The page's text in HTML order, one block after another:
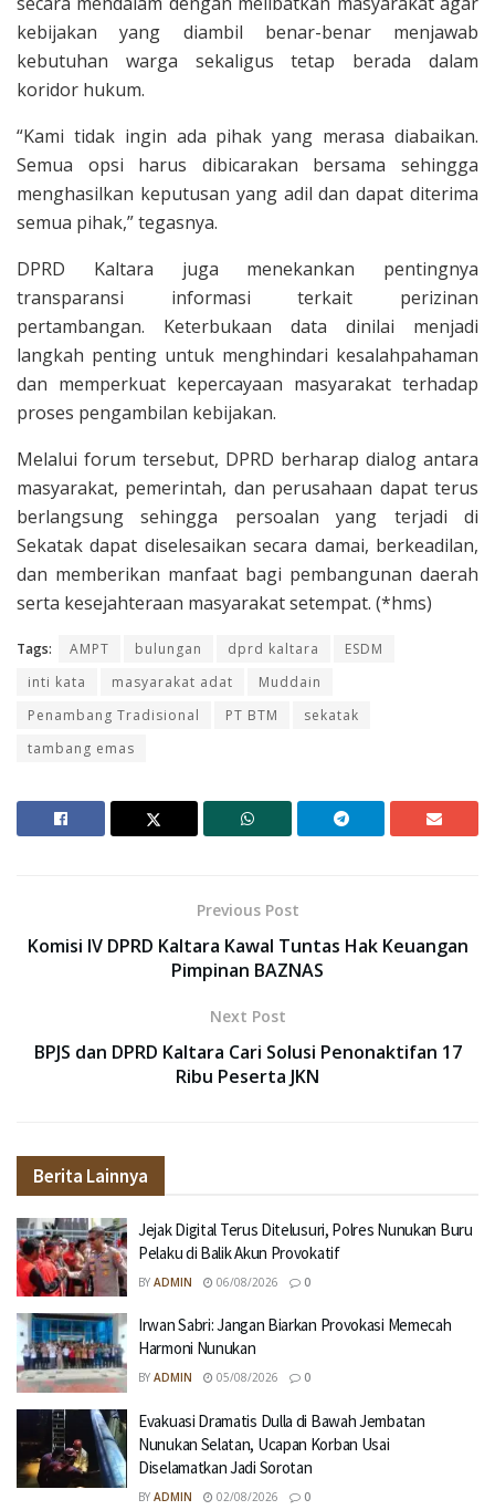
kebijakan yang diambil benar-benar menjawab
kebutuhan warga sekaligus tetap berada dalam
koridor hukum.
“Kami tidak ingin ada pihak yang merasa diabaikan.
Semua opsi harus dibicarakan bersama sehingga
menghasilkan keputusan yang adil dan dapat diterima
semua pihak,” tegasnya.
DPRD Kaltara juga menekankan pentingnya
transparansi informasi terkait perizinan
pertambangan. Keterbukaan data dinilai menjadi
langkah penting untuk menghindari kesalahpahaman
dan memperkuat kepercayaan masyarakat terhadap
proses pengambilan kebijakan.
Melalui forum tersebut, DPRD berharap dialog antara
masyarakat, pemerintah, dan perusahaan dapat terus
berlangsung sehingga persoalan yang terjadi di
Sekatak dapat diselesaikan secara damai, berkeadilan,
dan memberikan manfaat bagi pembangunan daerah
serta kesejahteraan masyarakat setempat. (*hms)
Tags: AMPT bulungan dprd kaltara
ESDM
inti kata
masyarakat adat
Muddain
Penambang Tradisional
PT BTM
sekatak
tambang emas
Previous Post
Komisi IV DPRD Kaltara Kawal Tuntas Hak Keuangan
Pimpinan BAZNAS
Next Post
BPJS dan DPRD Kaltara Cari Solusi Penonaktifan 17
Ribu Peserta JKN
Berita Lainnya
Jejak Digital Terus Ditelusuri, Polres Nunukan Buru
Pelaku di Balik Akun Provokatif
BY ADMIN 06/08/2026 0
Irwan Sabri: Jangan Biarkan Provokasi Memecah
Harmoni Nunukan
BY ADMIN 05/08/2026 0
Evakuasi Dramatis Dulla di Bawah Jembatan
Nunukan Selatan, Ucapan Korban Usai
Diselamatkan Jadi Sorotan
BY ADMIN 02/08/2026 0